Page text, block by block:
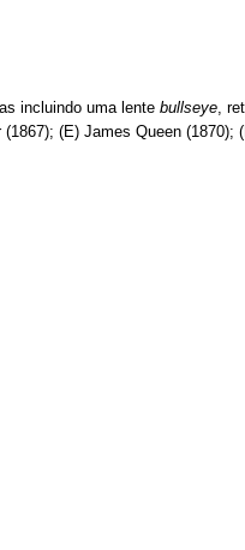
incluindo uma lentebullseye,
(E) James Queen (1870);